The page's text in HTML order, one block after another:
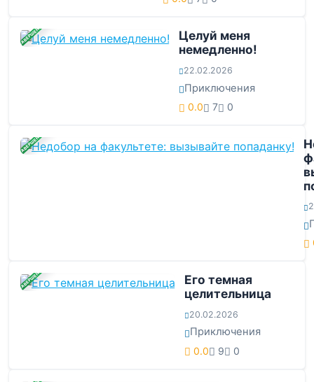
ЗАВЕРШЕНА
Целуй меня
немедленно!
22.02.2026
Приключения
0.0 7 0
ЗАВЕРШЕНА
ЗАВЕРШЕНА
Его темная
целительница
20.02.2026
Приключения
0.0 9 0